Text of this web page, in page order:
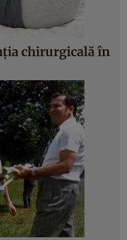
chirurgicală în